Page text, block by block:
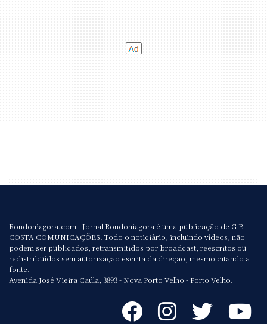
Rondoniagora.com - Jornal Rondoniagora é uma publicação de G B
COSTA COMUNICAÇÕES. Todo o noticiário, incluindo vídeos, não
podem ser publicados, retransmitidos por broadcast, reescritos ou
redistribuídos sem autorização escrita da direção, mesmo citando a
fonte.
Avenida José Vieira Caúla, 3893 - Nova Porto Velho - Porto Velho.